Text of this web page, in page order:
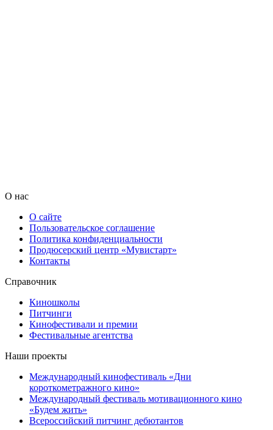
О нас
О сайте
Пользовательское соглашение
Политика конфиденциальности
Продюсерский центр «Мувистарт»
Контакты
Справочник
Киношколы
Питчинги
Кинофестивали и премии
Фестивальные агентства
Наши проекты
Международный кинофестиваль «Дни
короткометражного кино»
Международный фестиваль мотивационного кино
«Будем жить»
Всероссийский питчинг дебютантов